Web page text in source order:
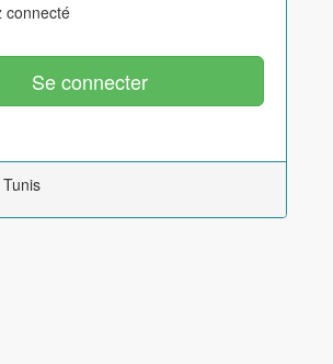
connecté
Se connecter